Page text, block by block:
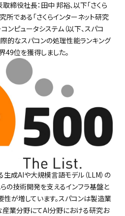
締役社長：田中 邦裕、以下「さくら
所である「さくらインターネット研究
ンピュータシステム（以下、スパコ
際的なスパコンの処理性能ランキング
49位を獲得しました。
成AIや大規模言語モデル（LLM）の
の技術開発を支えるインフラ基盤と
性が増しています。スパコンは製造業
産業分野にてAI分野における研究お